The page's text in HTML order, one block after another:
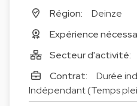
Région:
Deinze
Expérience
Secteur d'activité:
Contrat:
Durée
Indépendant (Temps